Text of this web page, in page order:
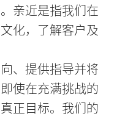
亲近是指我们在
化，了解客户及
、提供指导并将
使在充满挑战的
正目标。我们的